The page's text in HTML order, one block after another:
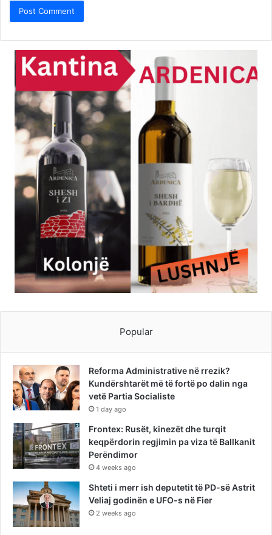
Popular
Reforma Administrative në rrezik?
Kundërshtarët më të fortë po dalin nga
vetë Partia Socialiste
1 day ago
Frontex: Rusët, kinezët dhe turqit
keqpërdorin regjimin pa viza të Ballkanit
Perëndimor
4 weeks ago
Shteti i merr ish deputetit të PD-së Astrit
Veliaj godinën e UFO-s në Fier
2 weeks ago